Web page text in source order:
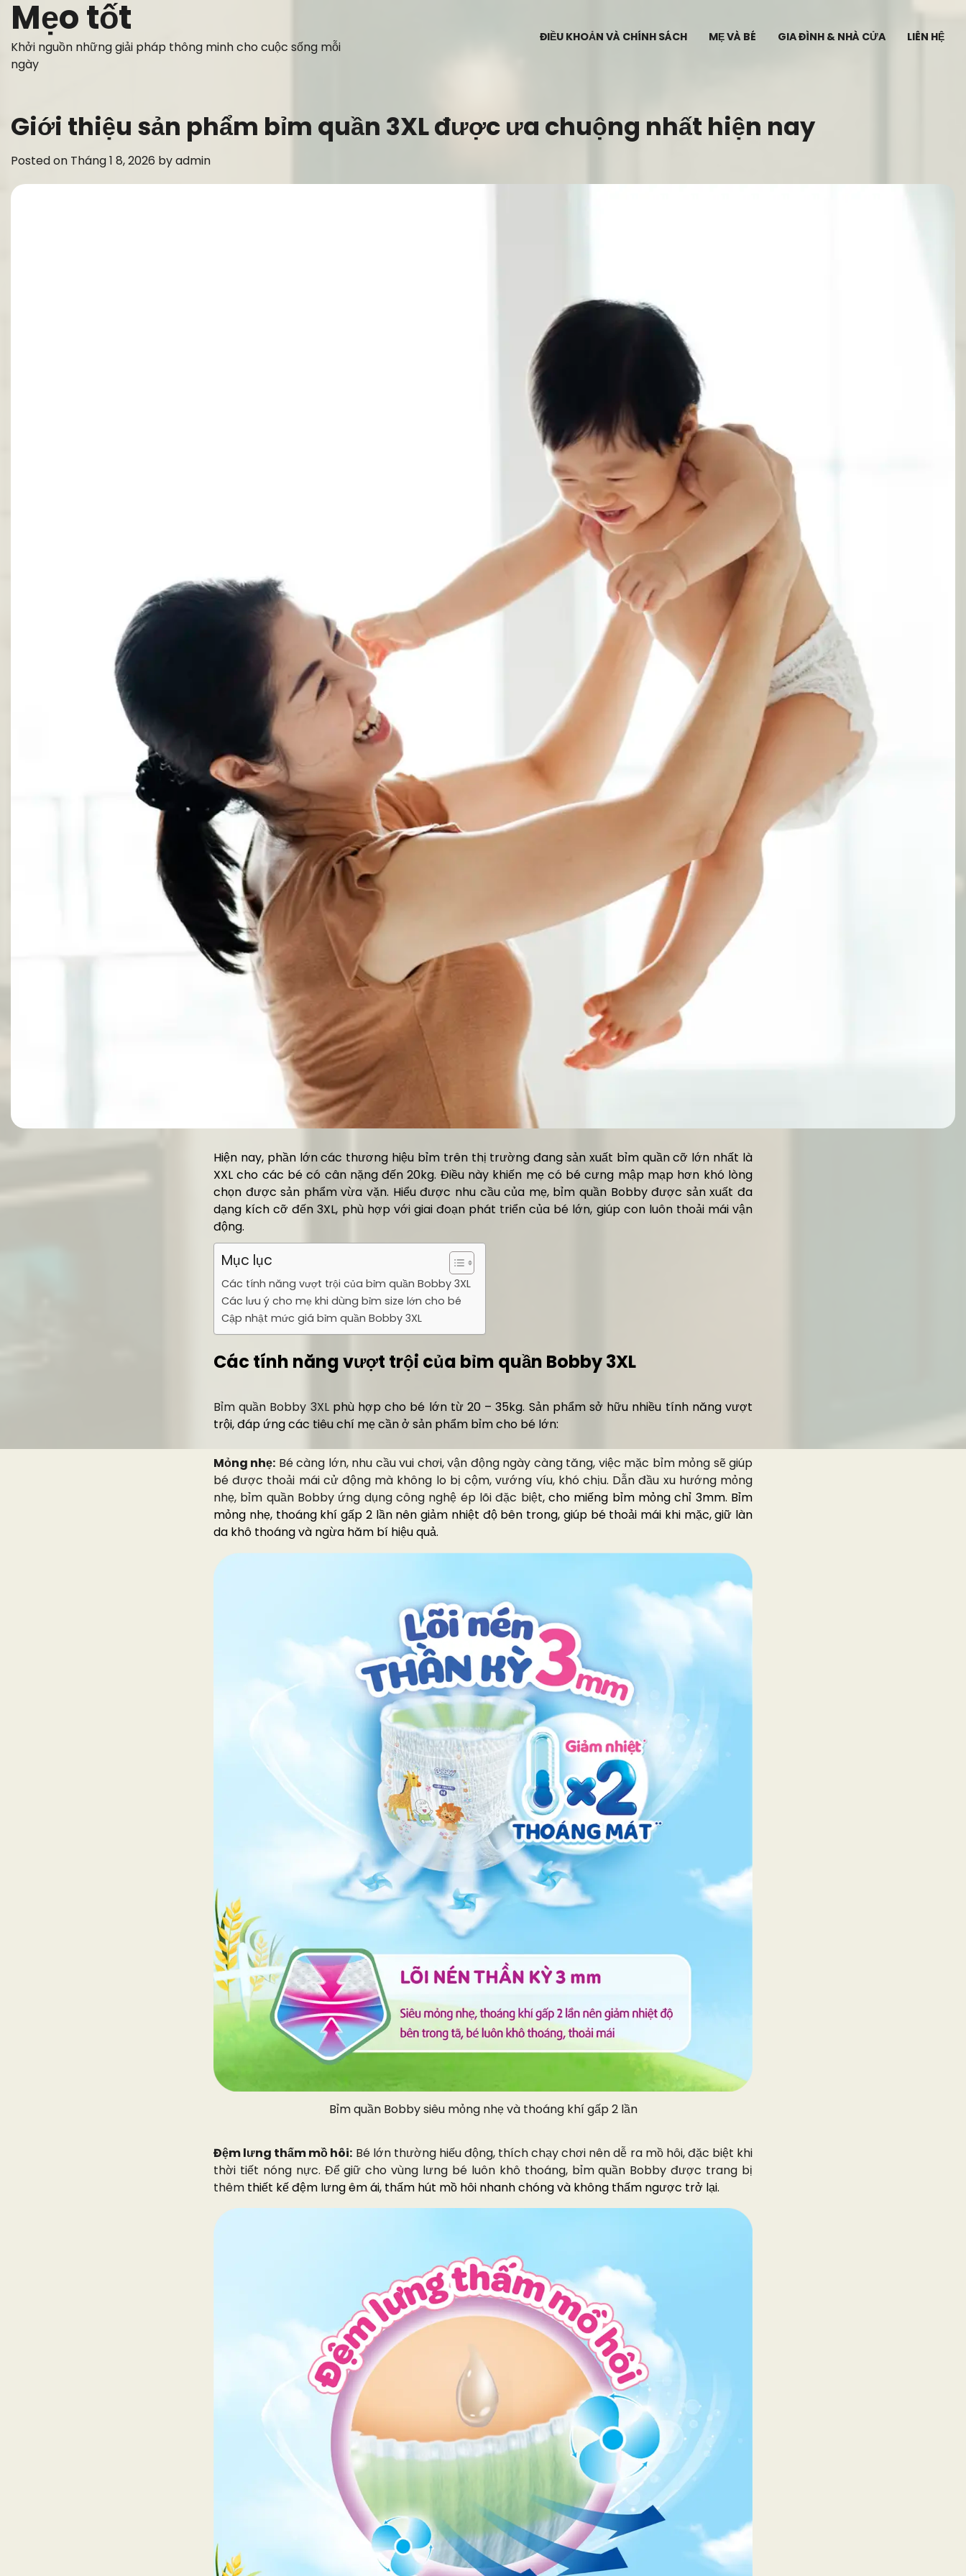
Skip
content
Mẹo tốt
Khởi nguồn những giải pháp thông minh cho cuộc sống mỗi
ngày
ĐIỀU KHOẢN VÀ CHÍNH SÁCH MẸ VÀ BÉ GIA ĐÌNH & NHÀ CỬA LIÊN HỆ
Giới thiệu sản phẩm bỉm quần 3XL được ưa chuộng nhất hiện nay
Posted on Tháng 1 8, 2026 byadmin
Hiện nay, phần lớn các thương hiệu bỉm trên thị trường đang sản xuất bỉm quần cỡ lớn nhất là
XXL cho các bé có cân nặng đến 20kg. Điều này khiến mẹ có bé cưng mập mạp hơn khó lòng
chọn được sản phẩm vừa vặn. Hiểu được nhu cầu của mẹ, bỉm quần Bobby được sản xuất đa
dạng kích cỡ đến 3XL, phù hợp với giai đoạn phát triển của bé lớn, giúp con luôn thoải mái vận
động.
Mục lục
Các tính năng vượt trội của bỉm quần Bobby 3XL
Các lưu ý cho mẹ khi dùng bỉm size lớn cho bé
Cập nhật mức giá bỉm quần Bobby 3XL
Các tính năng vượt trội của bỉm quần Bobby 3XL
Bỉm quần Bobby 3XLphù hợp cho bé lớn từ 20 – 35kg. Sản phẩm sở hữu nhiều tính năng vượt
trội, đáp ứng các tiêu chí mẹ cần ở sản phẩm bỉm cho bé lớn:
Mỏng nhẹ: Bé càng lớn, nhu cầu vui chơi, vận động ngày càng tăng, việc mặc bỉm mỏng sẽ giúp
bé được thoải mái cử động mà không lo bị cộm, vướng víu, khó chịu. Dẫn đầu xu hướng mỏng
nhẹ, bỉm quần Bobby ứng dụng công nghệ ép lõi đặc biệt, cho miếng bỉm mỏng chỉ 3mm. Bỉm
mỏng nhẹ, thoáng khí gấp 2 lần nên giảm nhiệt độ bên trong, giúp bé thoải mái khi mặc, giữ làn
da khô thoáng và ngừa hăm bí hiệu quả.
Bỉm quần Bobby siêu mỏng nhẹ và thoáng khí gấp 2 lần
Đệm lưng thấm mồ hôi: Bé lớn thường hiếu động, thích chạy chơi nên dễ ra mồ hôi, đặc biệt khi
thời tiết nóng nực. Để giữ cho vùng lưng bé luôn khô thoáng, bỉm quần Bobby được trang bị
thêm thiết kế đệm lưng êm ái, thấm hút mồ hôi nhanh chóng và không thấm ngược trở lại.